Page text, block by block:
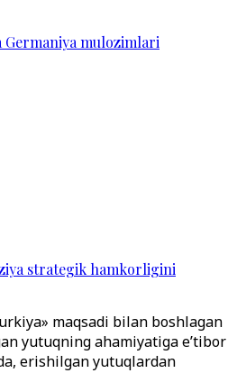
Germaniya mulozimlari
strategik hamkorligini
maqsadi bilan boshlagan
yutuqning ahamiyatiga e’tibor
erishilgan yutuqlardan